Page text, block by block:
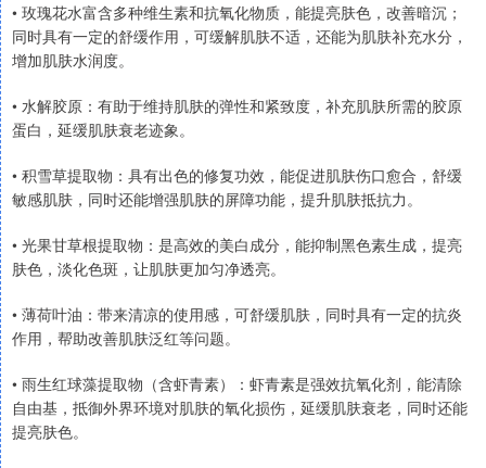
• 玫瑰花水富含多种维生素和抗氧化物质，能提亮肤色，改善暗沉；
同时具有一定的舒缓作用，可缓解肌肤不适，还能为肌肤补充水分，
增加肌肤水润度。
• 水解胶原：有助于维持肌肤的弹性和紧致度，补充肌肤所需的胶原
蛋白，延缓肌肤衰老迹象。
• 积雪草提取物：具有出色的修复功效，能促进肌肤伤口愈合，舒缓
敏感肌肤，同时还能增强肌肤的屏障功能，提升肌肤抵抗力。
• 光果甘草根提取物：是高效的美白成分，能抑制黑色素生成，提亮
肤色，淡化色斑，让肌肤更加匀净透亮。
• 薄荷叶油：带来清凉的使用感，可舒缓肌肤，同时具有一定的抗炎
作用，帮助改善肌肤泛红等问题。
• 雨生红球藻提取物（含虾青素）：虾青素是强效抗氧化剂，能清除
自由基，抵御外界环境对肌肤的氧化损伤，延缓肌肤衰老，同时还能
提亮肤色。